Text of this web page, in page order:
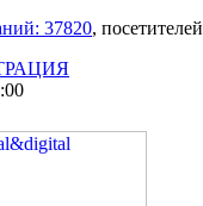
37820, посетителей